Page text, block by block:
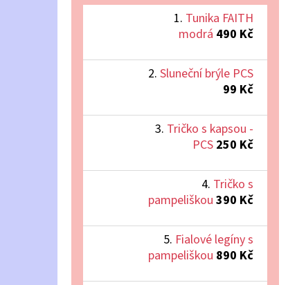
Tunika FAITH
modrá 490 Kč
Sluneční brýle PCS
99 Kč
Tričko s kapsou -
PCS 250 Kč
Tričko s
pampeliškou 390 Kč
Fialové legíny s
pampeliškou 890 Kč